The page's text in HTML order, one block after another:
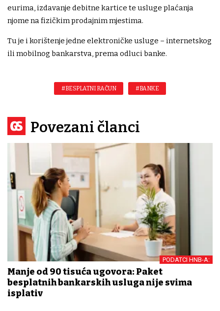
eurima, izdavanje debitne kartice te usluge plaćanja
njome na fizičkim prodajnim mjestima.
Tu je i korištenje jedne elektroničke usluge – internetskog
ili mobilnog bankarstva, prema odluci banke.
#BESPLATNI RAČUN #BANKE
Povezani članci
PODATCI HNB-A:
Manje od 90 tisuća ugovora: Paket
besplatnih bankarskih usluga nije svima
isplativ